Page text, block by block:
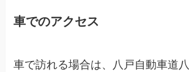
車でのアクセス
車で訪れる場合は、八戸自動車道